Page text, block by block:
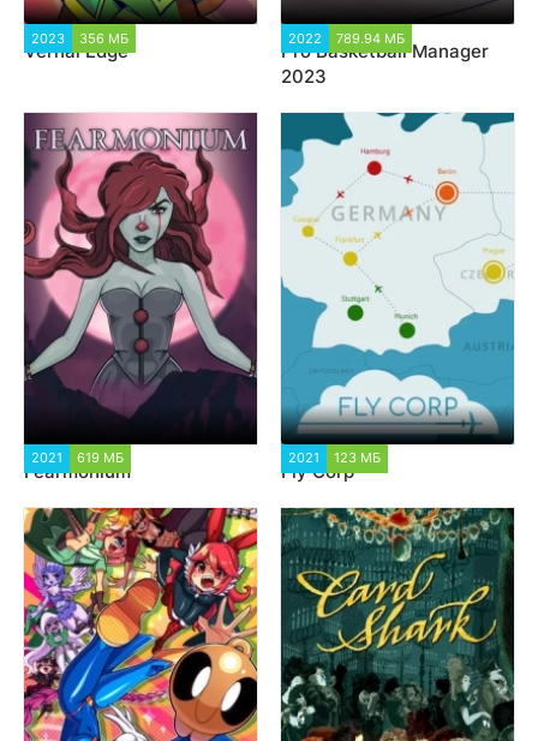
2023 356 МБ
Vernal Edge
2022 789.94 МБ
Pro Basketball Manager
2023
2021 619 МБ
Fearmonium
2021 123 МБ
Fly Corp